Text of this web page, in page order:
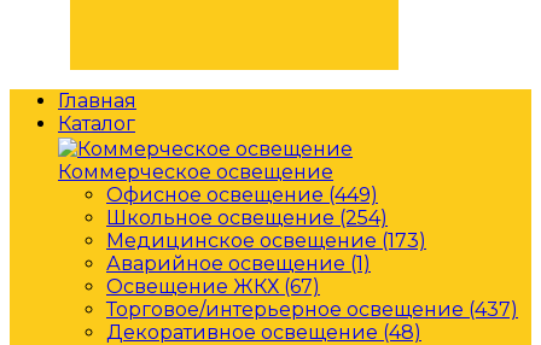
Главная
Каталог
Коммерческое освещение
Офисное освещение (449)
Школьное освещение (254)
Медицинское освещение (173)
Аварийное освещение (1)
Освещение ЖКХ (67)
Торговое/интерьерное освещение (437)
Декоративное освещение (48)